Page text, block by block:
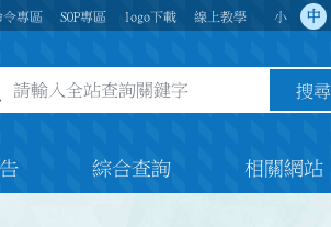
令專區 SOP專區 logo下載 線上教學 小 中
全站查詢關鍵字欄位 搜尋
綜合查詢 相關網站